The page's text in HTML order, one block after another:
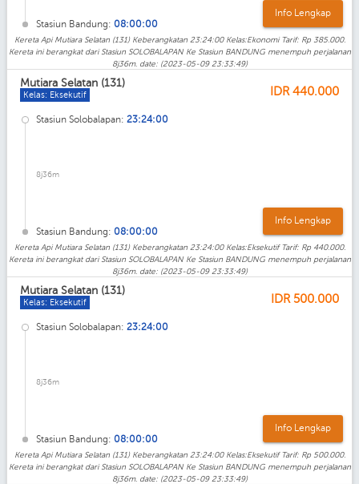
Stasiun Bandung: 08:00:00
Info Lengkap
Kereta Api Mutiara Selatan (131) Keberangkatan 23:24:00 Kelas:Ekonomi Tarif: Rp 385.000.
Kereta ini berangkat dari Stasiun SOLOBALAPAN Ke Stasiun BANDUNG menempuh perjalanan
8j36m. date: (2023-05-09 23:33:49)
Mutiara Selatan (131)
Kelas: Eksekutif IDR 440.000
Stasiun Solobalapan: 23:24:00
8j36m
Stasiun Bandung: 08:00:00
Info Lengkap
Kereta Api Mutiara Selatan (131) Keberangkatan 23:24:00 Kelas:Eksekutif Tarif: Rp 440.000.
Kereta ini berangkat dari Stasiun SOLOBALAPAN Ke Stasiun BANDUNG menempuh perjalanan
8j36m. date: (2023-05-09 23:33:49)
Mutiara Selatan (131)
Kelas: Eksekutif IDR 500.000
Stasiun Solobalapan: 23:24:00
8j36m
Stasiun Bandung: 08:00:00
Info Lengkap
Kereta Api Mutiara Selatan (131) Keberangkatan 23:24:00 Kelas:Eksekutif Tarif: Rp 500.000.
Kereta ini berangkat dari Stasiun SOLOBALAPAN Ke Stasiun BANDUNG menempuh perjalanan
8j36m. date: (2023-05-09 23:33:49)